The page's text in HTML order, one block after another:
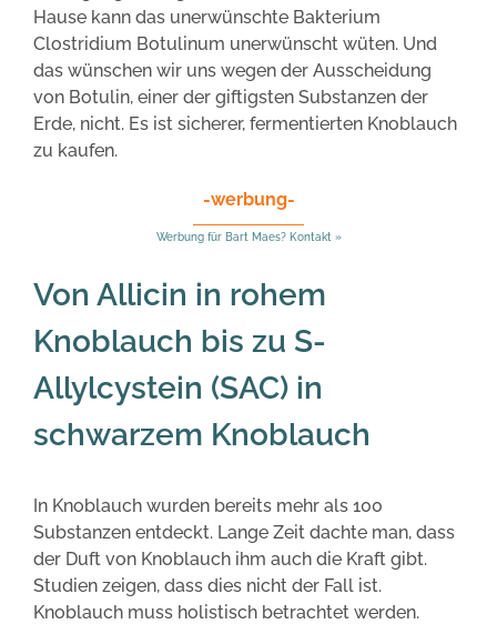
Hause kann das unerwünschte Bakterium
Clostridium Botulinum unerwünscht wüten. Und
das wünschen wir uns wegen der Ausscheidung
von Botulin, einer der giftigsten Substanzen der
Erde, nicht. Es ist sicherer, fermentierten Knoblauch
zu kaufen.
-werbung-
Werbung für Bart Maes? Kontakt »
Von Allicin in rohem
Knoblauch bis zu S-
Allylcystein (SAC) in
schwarzem Knoblauch
In Knoblauch wurden bereits mehr als 100
Substanzen entdeckt. Lange Zeit dachte man, dass
der Duft von Knoblauch ihm auch die Kraft gibt.
Studien zeigen, dass dies nicht der Fall ist.
Knoblauch muss holistisch betrachtet werden.